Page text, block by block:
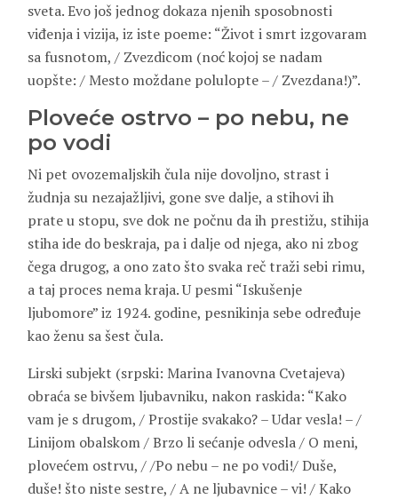
sveta. Evo još jednog dokaza njenih sposobnosti
viđenja i vizija, iz iste poeme: “Život i smrt izgovaram
sa fusnotom, / Zvezdicom (noć kojoj se nadam
uopšte: / Mesto moždane polulopte – / Zvezdana!)”.
Ploveće ostrvo – po nebu, ne
po vodi
Ni pet ovozemaljskih čula nije dovoljno, strast i
žudnja su nezajažljivi, gone sve dalje, a stihovi ih
prate u stopu, sve dok ne počnu da ih prestižu, stihija
stiha ide do beskraja, pa i dalje od njega, ako ni zbog
čega drugog, a ono zato što svaka reč traži sebi rimu,
a taj proces nema kraja. U pesmi “Iskušenje
ljubomore” iz 1924. godine, pesnikinja sebe određuje
kao ženu sa šest čula.
Lirski subjekt (srpski: Marina Ivanovna Cvetajeva)
obraća se bivšem ljubavniku, nakon raskida: “Kako
vam je s drugom, / Prostije svakako? – Udar vesla! – /
Linijom obalskom / Brzo li sećanje odvesla / O meni,
plovećem ostrvu, / /Po nebu – ne po vodi!/ Duše,
duše! što niste sestre, / A ne ljubavnice – vi! / Kako